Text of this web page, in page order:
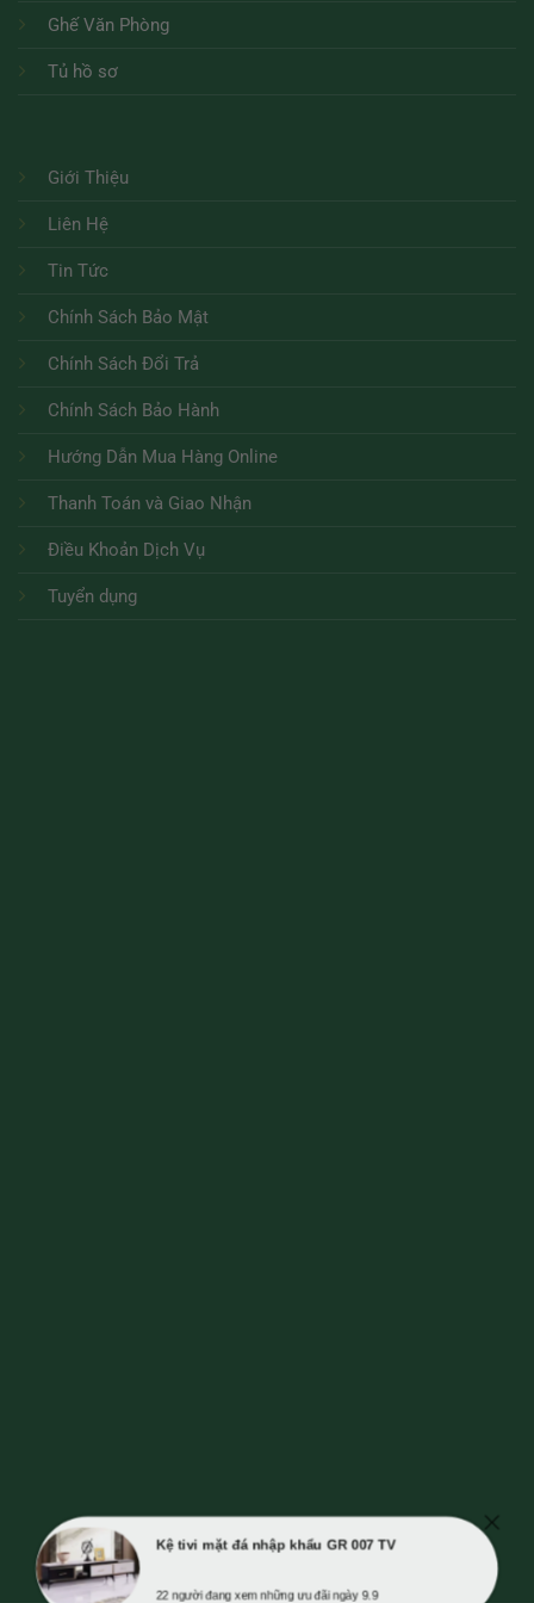
Ghế Văn Phòng
Tủ hồ sơ
Giới Thiệu
Liên Hệ
Tin Tức
Chính Sách Bảo Mật
Chính Sách Đổi Trả
Chính Sách Bảo Hành
Hướng Dẫn Mua Hàng Online
Thanh Toán và Giao Nhận
Điều Khoản Dịch Vụ
Tuyển dụng
Kệ tivi mặt đá nhập khẩu GR 007 TV
22 người đang xem những ưu đãi ngày 9.9